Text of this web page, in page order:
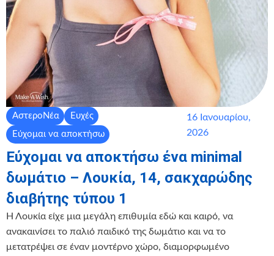
ΑστεροΝέα
Ευχές
Εύχομαι να αποκτήσω
16 Ιανουαρίου,
2026
Εύχομαι να αποκτήσω ένα minimal
δωμάτιο – Λουκία, 14, σακχαρώδης
διαβήτης τύπου 1
Η Λουκία είχε μια μεγάλη επιθυμία εδώ και καιρό, να
ανακαινίσει το παλιό παιδικό της δωμάτιο και να το
μετατρέψει σε έναν μοντέρνο χώρο, διαμορφωμένο